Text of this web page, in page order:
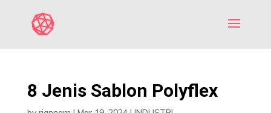
8 Jenis Sablon Polyflex